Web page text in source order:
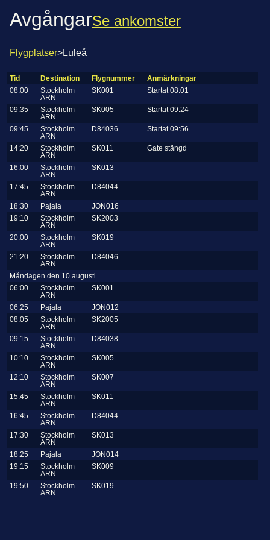
AvgångarSe ankomster
Flygplatser>Luleå
Tid Destination Flygnummer
Anmärkningar
08:00
Stockholm
ARN
SK001 Startat 08:01
09:35
Stockholm
ARN
SK005 Startat 09:24
09:45
Stockholm
ARN
D84036 Startat 09:56
14:20
Stockholm
ARN
SK011 Gate stängd
16:00
Stockholm
ARN
SK013
17:45
Stockholm
ARN
D84044
18:30 Pajala
JON016
19:10
Stockholm
ARN
SK2003
20:00
Stockholm
ARN
SK019
21:20
Stockholm
ARN
D84046
Måndagen den 10 augusti
06:00
Stockholm
ARN
SK001
06:25 Pajala
JON012
08:05
Stockholm
ARN
SK2005
09:15
Stockholm
ARN
D84038
10:10
Stockholm
ARN
SK005
12:10
Stockholm
ARN
SK007
15:45
Stockholm
ARN
SK011
16:45
Stockholm
ARN
D84044
17:30
Stockholm
ARN
SK013
18:25 Pajala
JON014
19:15
Stockholm
ARN
SK009
19:50
Stockholm
ARN
SK019